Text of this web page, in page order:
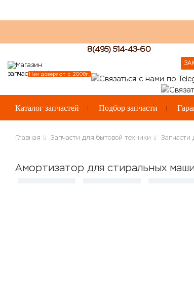
Нам доверяют с 2008г.
8(495) 514-43-60
Каталог запчастей Подбор запчасти
Главная Запчасти для бытовой техники
Амортизатор для стиральных